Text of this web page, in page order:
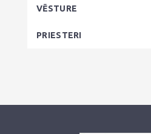
VĒSTURE
PRIESTERI